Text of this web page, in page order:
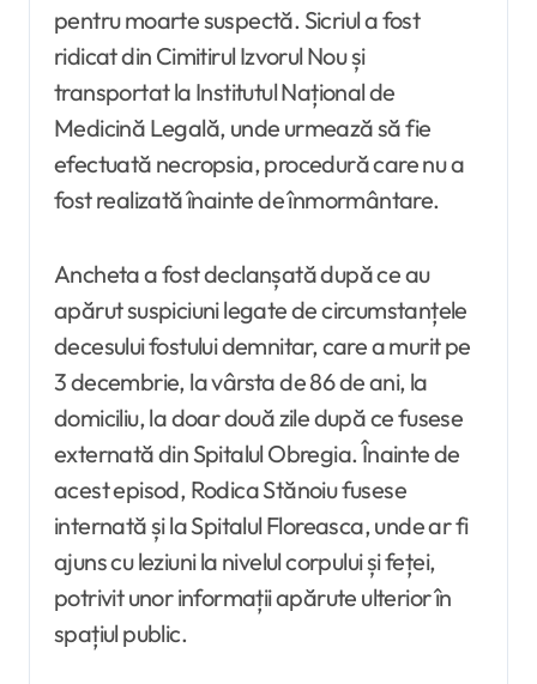
pentru moarte suspectă. Sicriul a fost
ridicat din Cimitirul Izvorul Nou și
transportat la Institutul Național de
Medicină Legală, unde urmează să fie
efectuată necropsia, procedură care nu a
fost realizată înainte de înmormântare.
Ancheta a fost declanșată după ce au
apărut suspiciuni legate de circumstanțele
decesului fostului demnitar, care a murit pe
3 decembrie, la vârsta de 86 de ani, la
domiciliu, la doar două zile după ce fusese
externată din Spitalul Obregia. Înainte de
acest episod, Rodica Stănoiu fusese
internată și la Spitalul Floreasca, unde ar fi
ajuns cu leziuni la nivelul corpului și feței,
potrivit unor informații apărute ulterior în
spațiul public.